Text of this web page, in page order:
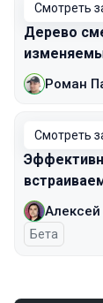
Смотреть
Дерево
Роман
Смотреть
Бета